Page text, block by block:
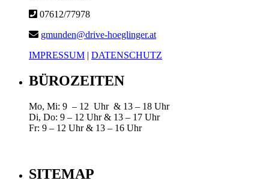
07612/77978
gmunden@drive-hoeglinger.at
IMPRESSUM
DATENSCHUTZ
BÜROZEITEN
Mo, Mi: 9 – 12 Uhr & 13 – 18 Uhr
Di, Do: 9 – 12 Uhr & 13 – 17 Uhr
Fr: 9 – 12 Uhr & 13 – 16 Uhr
SITEMAP